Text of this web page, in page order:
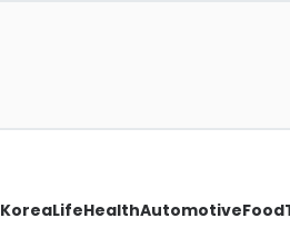
KoreaLifeHealthAutomotiveFood